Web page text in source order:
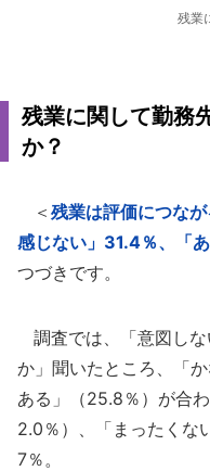
残業
残業に関して勤務
か？
＜ 残業は評価につな
感じない」31.4％、「
つづきです。
調査では、「意図し
か」聞いたところ、「
ある」（25.8％）が合
2.0％）、「まったくな
7％。